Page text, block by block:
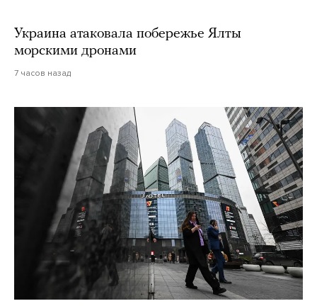
Украина атаковала побережье Ялты
морскими дронами
7 часов назад